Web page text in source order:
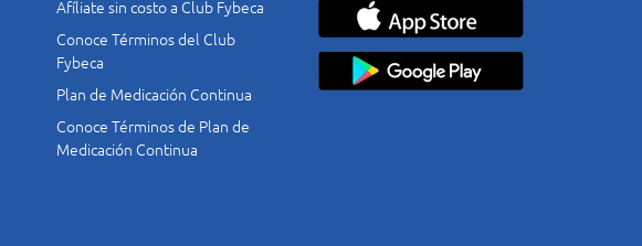
Afíliate sin costo a Club Fybeca
Conoce Términos del Club
Fybeca
Plan de Medicación Continua
Conoce Términos de Plan de
Medicación Continua